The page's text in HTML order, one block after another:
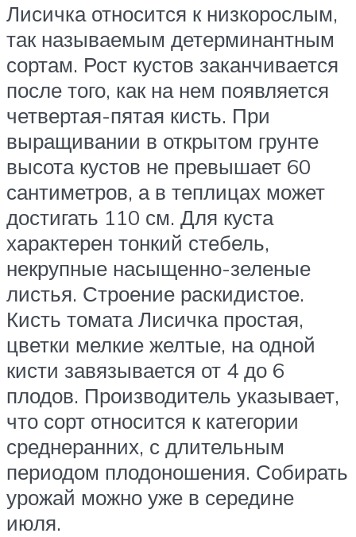
Лисичка относится к низкорослым,
так называемым детерминантным
сортам. Рост кустов заканчивается
после того, как на нем появляется
четвертая-пятая кисть. При
выращивании в открытом грунте
высота кустов не превышает 60
сантиметров, а в теплицах может
достигать 110 см. Для куста
характерен тонкий стебель,
некрупные насыщенно-зеленые
листья. Строение раскидистое.
Кисть томата Лисичка простая,
цветки мелкие желтые, на одной
кисти завязывается от 4 до 6
плодов. Производитель указывает,
что сорт относится к категории
среднеранних, с длительным
периодом плодоношения. Собирать
урожай можно уже в середине
июля.